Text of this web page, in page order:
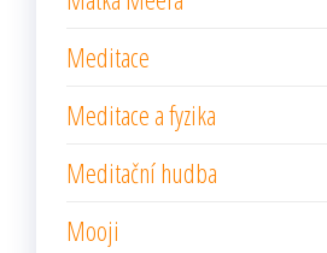
Meditace
Meditace a fyzika
Meditační hudba
Mooji